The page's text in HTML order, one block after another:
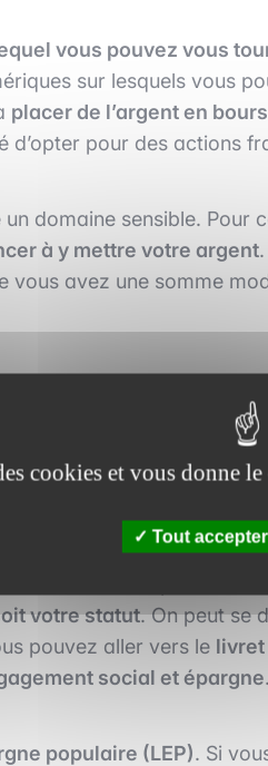
vous pouvez vous
sur lesquels vous
placer de l’argent en
d’opter pour des actions
domaine sensible. Pour
à y mettre votre argent
vous avez une somme
vous tourner pourinvestir
épargne de
livrets.
rendement. En plus, il est
votre statut. On peut se
pouvez aller vers le livret
social et épargne
populaire (LEP). Si
cookies et vous donne
Tout accepter